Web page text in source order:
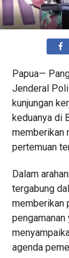
Papua—
Jenderal
kunjungan
keduanya di
memberikan
pertemuan
Dalam
tergabung
memberikan
pengamanan
agenda